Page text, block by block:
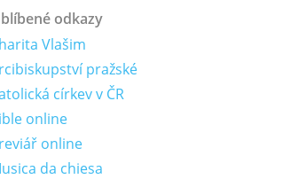
odkazy
Vlašim
pražské
církev v ČR
online
online
da chiesa